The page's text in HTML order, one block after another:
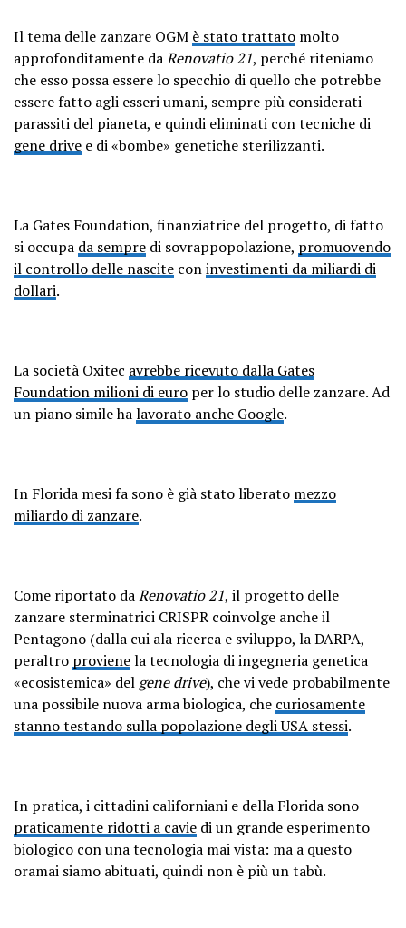
Il tema delle zanzare OGM è stato trattato molto
approfonditamente daRenovatio 21, perché riteniamo
che esso possa essere lo specchio di quello che potrebbe
essere fatto agli esseri umani, sempre più considerati
parassiti del pianeta, e quindi eliminati con tecniche di
gene drive e di «bombe» genetiche sterilizzanti.
La Gates Foundation, finanziatrice del progetto, di fatto
si occupa da sempre di sovrappopolazione, promuovendo
il controllo delle nascite coninvestimenti da miliardi di
dollari.
La società Oxitec avrebbe ricevuto dalla Gates
Foundation milioni di euro per lo studio delle zanzare. Ad
un piano simile halavorato anche Google.
In Florida mesi fa sono è già stato liberato mezzo
miliardo di zanzare.
Come riportato daRenovatio 21, il progetto delle
zanzare sterminatrici CRISPR coinvolge anche il
Pentagono (dalla cui ala ricerca e sviluppo, la DARPA,
peraltro provienela tecnologia di ingegneria genetica
«ecosistemica» del gene drive), che vi vede probabilmente
una possibile nuova arma biologica, che curiosamente
stanno testando sulla popolazione degli USA stessi.
In pratica, i cittadini californiani e della Florida sono
praticamente ridotti a cavie di un grande esperimento
biologico con una tecnologia mai vista: ma a questo
oramai siamo abituati, quindi non è più un tabù.